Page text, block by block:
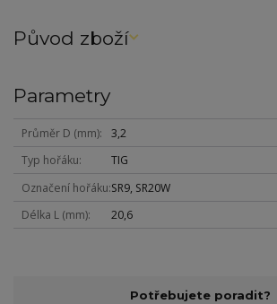
Původ zboží
Parametry
Průměr D (mm)
3,2
Typ hořáku
TIG
Označení hořáku SR9, SR20W
Délka L (mm)
20,6
Potřebujete poradit?